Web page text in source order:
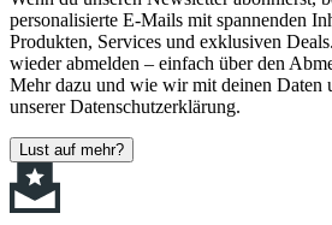
personalisierte E-Mails mit spannenden
Produkten, Services und exklusiven
wieder abmelden – einfach über den
Mehr dazu und wie wir mit deinen Daten
unserer Datenschutzerklärung.
Lust auf mehr?